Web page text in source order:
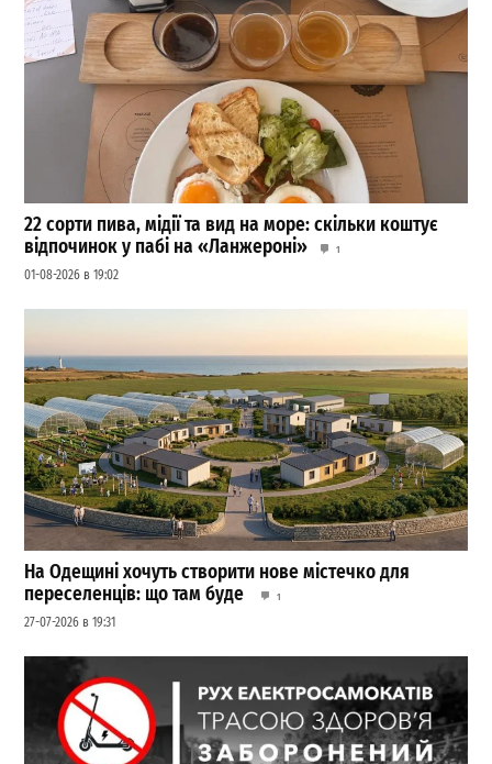
22 сорти пива, мідії та вид на море: скільки коштує
відпочинок у пабі на «Ланжероні»
1
01-08-2026 в 19:02
На Одещині хочуть створити нове містечко для
переселенців: що там буде
1
27-07-2026 в 19:31